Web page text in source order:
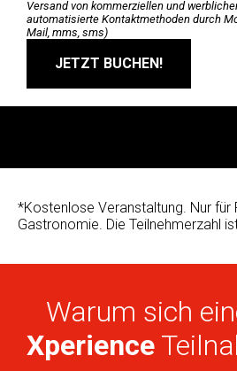
Versand von kommerziellen und
automatisierte Kontaktmethoden durch
Mail, mms, sms)
JETZT BUCHEN!
*Kostenlose Veranstaltung. Nur für
Gastronomie. Die Teilnehmerzahl
Warum sich
Xperience